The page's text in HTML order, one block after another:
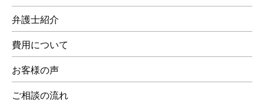
弁護士紹介
費用について
お客様の声
ご相談の流れ